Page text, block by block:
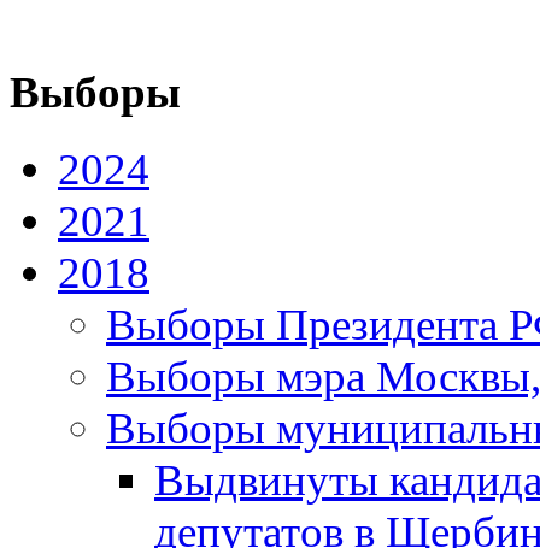
Выборы
2024
2021
2018
Выборы Президента
Выборы мэра Москвы,
Выборы
Выдвинуты
депутатов в